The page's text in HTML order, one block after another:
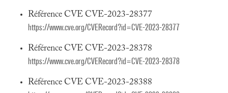
Référence CVE CVE-2023-28377
https://www.cve.org/CVERecord?id=CVE-2023-28377
Référence CVE CVE-2023-28378
https://www.cve.org/CVERecord?id=CVE-2023-28378
Référence CVE CVE-2023-28388